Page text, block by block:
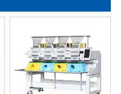
Máquina de marcado láser de fibra de escritorio DS-KH001 20W 30W 50W con rotativo